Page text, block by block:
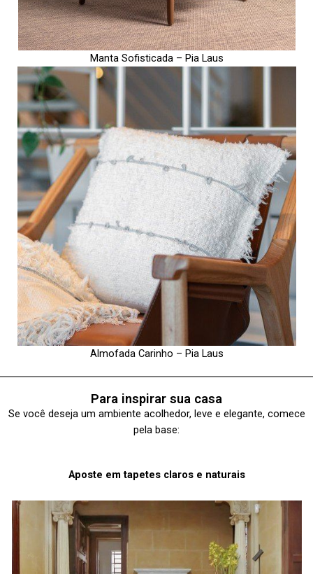
Manta Sofisticada – Pia Laus
Almofada Carinho – Pia Laus
Para inspirar sua casa
Se você deseja um ambiente acolhedor, leve e elegante, comece
pela base:
Aposte em tapetes claros e naturais